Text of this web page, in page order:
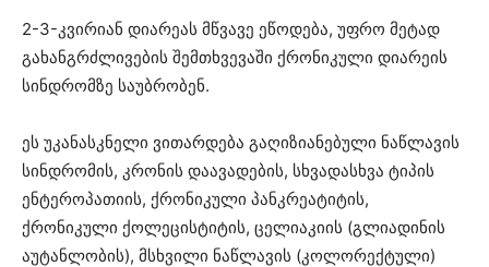
2-3-კვირიან დიარეას მწვავე ეწოდება, უფრო მეტად
გახანგრძლივების შემთხვევაში ქრონიკული დიარეის
სინდრომზე საუბრობენ.
ეს უკანასკნელი ვითარდება გაღიზიანებული ნაწლავის
სინდრომის, კრონის დაავადების, სხვადასხვა ტიპის
ენტეროპათიის, ქრონიკული პანკრეატიტის,
ქრონიკული ქოლეცისტიტის, ცელიაკიის (გლიადინის
აუტანლობის), მსხვილი ნაწლავის (კოლორექტული)